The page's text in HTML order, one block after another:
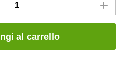
al carrello